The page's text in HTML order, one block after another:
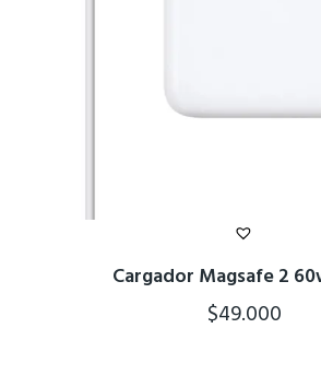
Cargador Magsafe 2
$49.000